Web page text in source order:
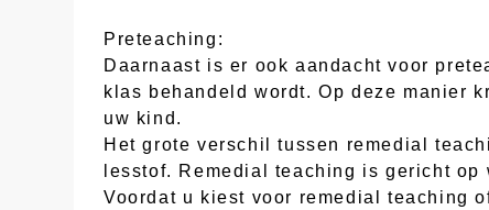
Preteaching:
Daarnaast is er ook aandacht voor
klas behandeld wordt. Op deze manier
uw kind.
Het grote verschil tussen remedial
lesstof. Remedial teaching is gericht
Voordat u kiest voor remedial teaching